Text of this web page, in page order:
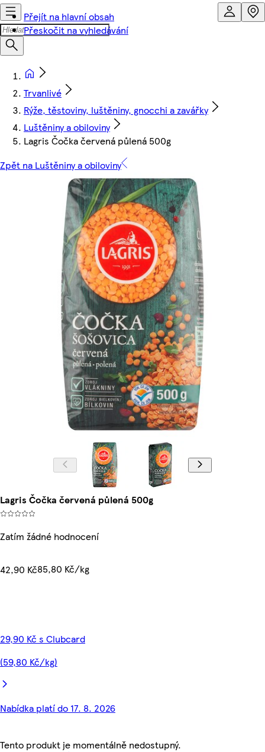
Přejít na hlavní obsah
Přeskočit na vyhledávání
Trvanlivé
Rýže, těstoviny, luštěniny, gnocchi a zavářky
Luštěniny a obiloviny
Lagris Čočka červená půlená 500g
Zpět na Luštěniny a obiloviny
Lagris Čočka červená půlená 500g
Zatím žádné hodnocení
42,90 Kč85,80 Kč/kg
29,90 Kč s Clubcard
(59,80 Kč/kg)
Nabídka platí do 17. 8. 2026
Tento produkt je momentálně nedostupný.